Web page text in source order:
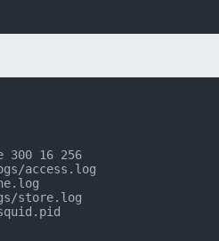
16 256
access.log
store.log